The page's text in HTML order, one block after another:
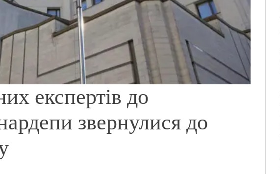
експертів до
звернулися до